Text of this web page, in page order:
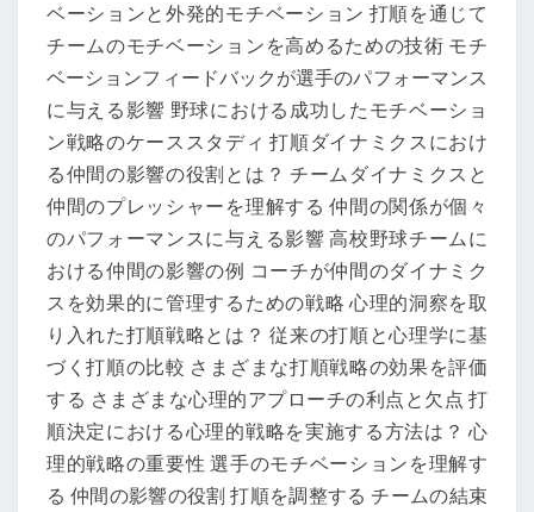
影
響
ベーションと外発的モチベーション 打順を通じて
チームのモチベーションを高めるための技術 モチ
ベーションフィードバックが選手のパフォーマンス
に与える影響 野球における成功したモチベーショ
ン戦略のケーススタディ 打順ダイナミクスにおけ
る仲間の影響の役割とは？ チームダイナミクスと
仲間のプレッシャーを理解する 仲間の関係が個々
のパフォーマンスに与える影響 高校野球チームに
おける仲間の影響の例 コーチが仲間のダイナミク
スを効果的に管理するための戦略 心理的洞察を取
り入れた打順戦略とは？ 従来の打順と心理学に基
づく打順の比較 さまざまな打順戦略の効果を評価
する さまざまな心理的アプローチの利点と欠点 打
順決定における心理的戦略を実施する方法は？ 心
理的戦略の重要性 選手のモチベーションを理解す
る 仲間の影響の役割 打順を調整する チームの結束